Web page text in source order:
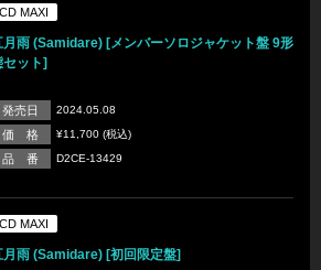
CD MAXI
月雨 (Samidare) [メンバーソロジャケット盤 9形
セット]
発売日 2024.05.08
価 格 ¥11,700 (税込)
品 番 D2CE-13429
CD MAXI
月雨 (Samidare) [初回限定盤]